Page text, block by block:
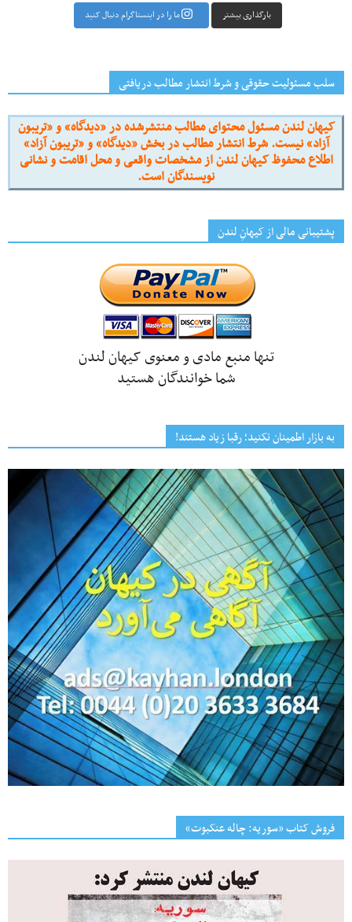
بارگذاری بیشتر ما را در اینستاگرام دنبال کنید
سلب مسئولیت حقوقی و شرط انتشار مطالب دریافتی
کیهان لندن مسئول محتوای مطالب منتشرشده در «دیدگاه» و «تریبون
آزاد» نیست. شرط انتشار مطالب در بخش «دیدگاه» و «تریبون آزاد»
اطلاع محفوظ کیهان لندن از مشخصات واقعی و محل اقامت و نشانی
نویسندگان است.
پشتیبانی مالی از کیهانِ لندن
تنها منبع مادی و معنوی کیهان لندن
شما خوانندگان هستید
به بازار اطمینان نکنید؛ رقبا زیاد هستند!
فروش کتاب «سوریه: چاله عنکبوت»